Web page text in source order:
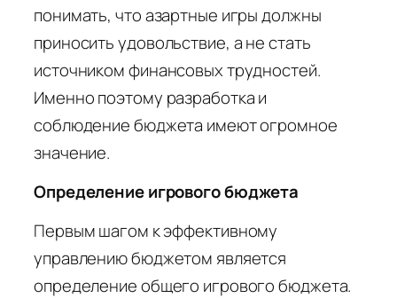
понимать, что азартные игры должны
приносить удовольствие, а не стать
источником финансовых трудностей.
Именно поэтому разработка и
соблюдение бюджета имеют огромное
значение.
Определение игрового бюджета
Первым шагом к эффективному
управлению бюджетом является
определение общего игрового бюджета.